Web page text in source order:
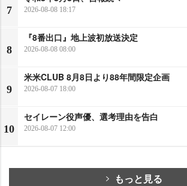
7 2026-08-08 18:17
8
『8番出口』地上波初放送決定
2026-08-08 08:00
9
米米CLUB 8月8日より88年間限定企画
2026-08-07 18:00
10
セイレーン役声優、選考理由を告白
2026-08-07 12:00
もっと見る